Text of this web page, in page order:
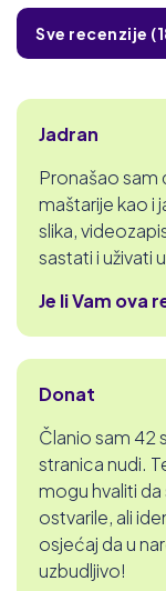
Sve recenzije
Jadran
Pronašao sam
maštarije kao i
slika,
sastati i uživati
Je li Vam ova
Donat
Članio sam 42
stranica nudi.
mogu hvaliti
ostvarile, ali
osjećaj da u
uzbudljivo!